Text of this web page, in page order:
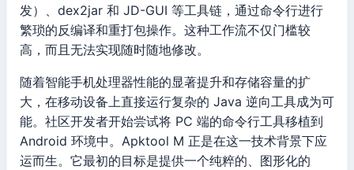
发）、dex2jar 和 JD-GUI 等工具链，通过命令行进行
繁琐的反编译和重打包操作。这种工作流不仅门槛较
高，而且无法实现随时随地修改。
随着智能手机处理器性能的显著提升和存储容量的扩
大，在移动设备上直接运行复杂的 Java 逆向工具成为可
能。社区开发者开始尝试将 PC 端的命令行工具移植到
Android 环境中。Apktool M 正是在这一技术背景下应
运而生。它最初的目标是提供一个纯粹的、图形化的